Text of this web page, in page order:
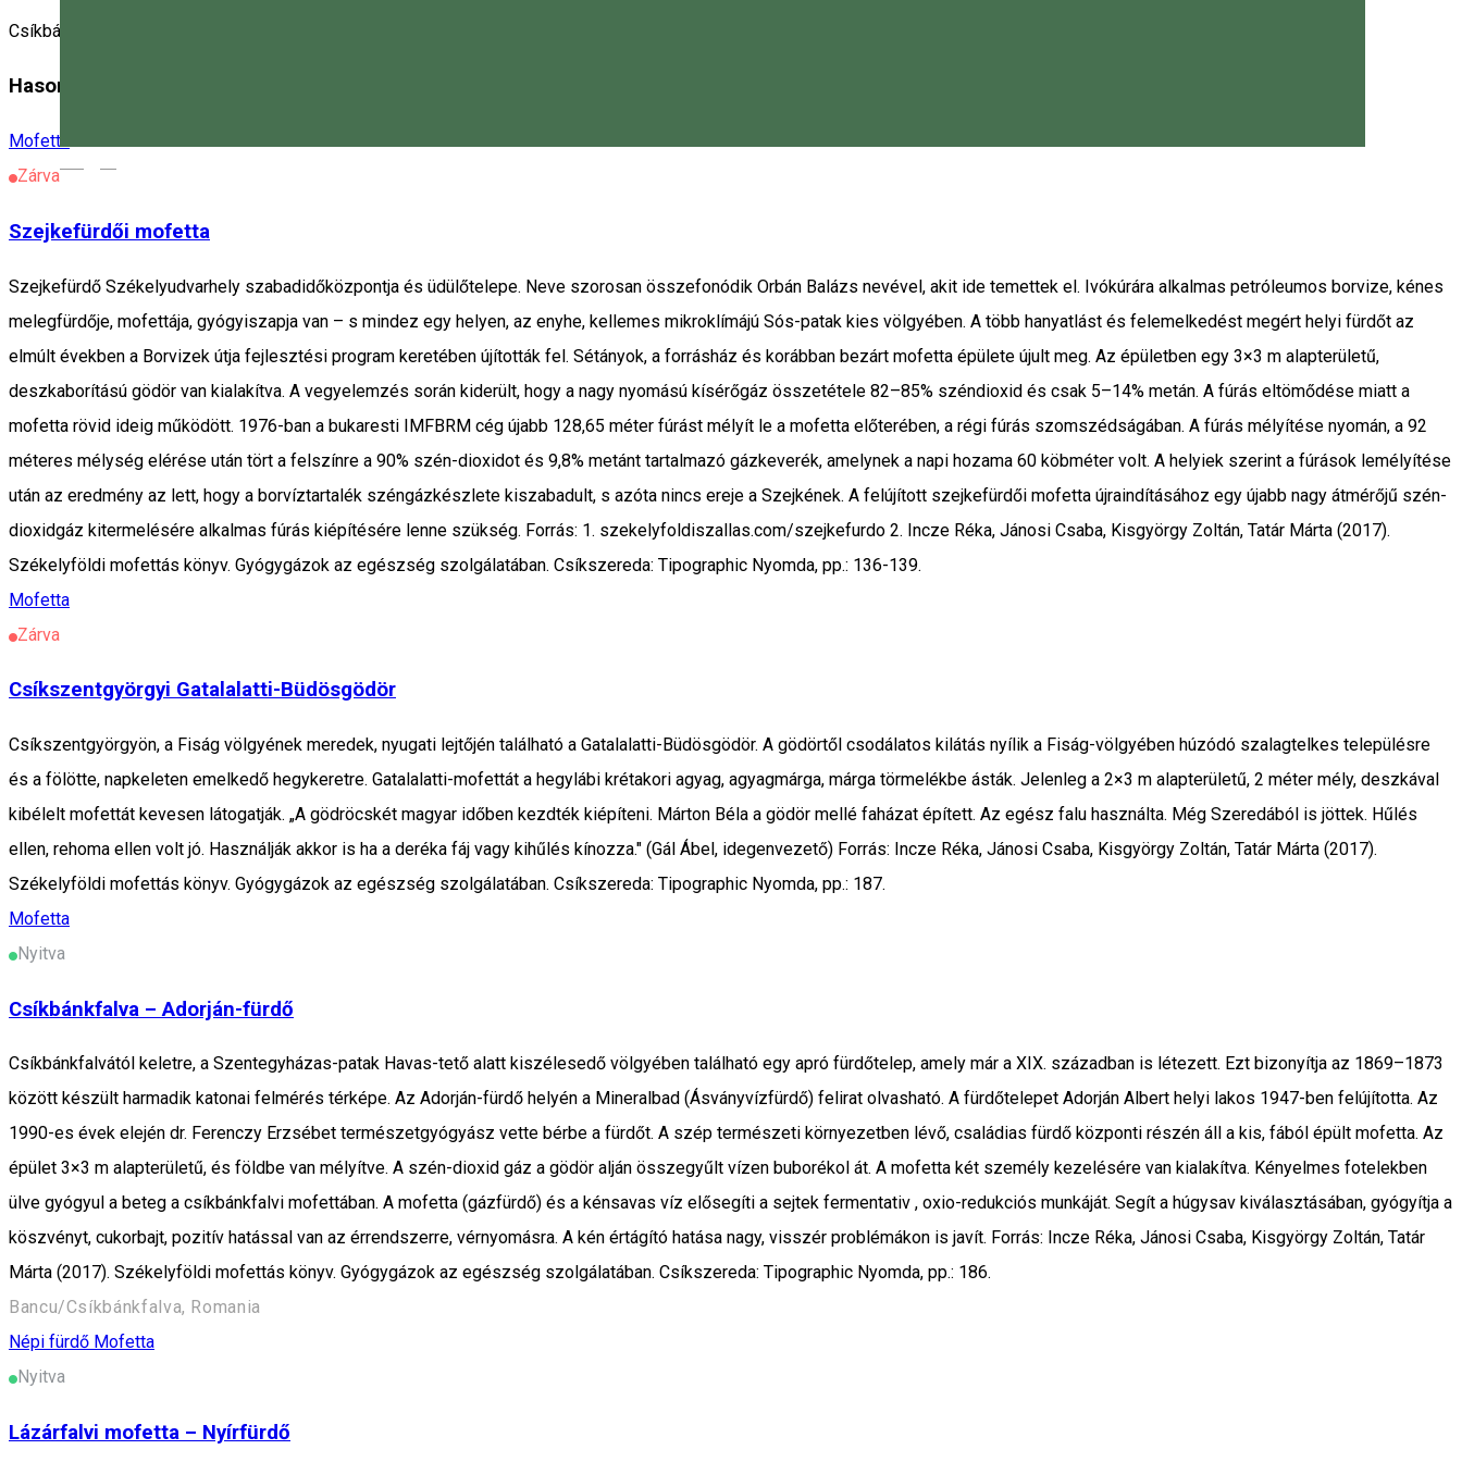
Csíkbánkfalva
Hasonló helyek
Mofetta
Zárva
Szejkefürdői mofetta
Szejkefürdő Székelyudvarhely szabadidőközpontja és üdülőtelepe. Neve szorosan összefonódik Orbán Balázs nevével, akit ide temettek el. Ivókúrára alkalmas petróleumos borvize, kénes
melegfürdője, mofettája, gyógyiszapja van – s mindez egy helyen, az enyhe, kellemes mikroklímájú Sós-patak kies völgyében. A több hanyatlást és felemelkedést megért helyi fürdőt az
elmúlt években a Borvizek útja fejlesztési program keretében újították fel. Sétányok, a forrásház és korábban bezárt mofetta épülete újult meg. Az épületben egy 3×3 m alapterületű,
deszkaborítású gödör van kialakítva. A vegyelemzés során kiderült, hogy a nagy nyomású kísérőgáz összetétele 82–85% széndioxid és csak 5–14% metán. A fúrás eltömődése miatt a
mofetta rövid ideig működött. 1976-ban a bukaresti IMFBRM cég újabb 128,65 méter fúrást mélyít le a mofetta előterében, a régi fúrás szomszédságában. A fúrás mélyítése nyomán, a 92
méteres mélység elérése után tört a felszínre a 90% szén-dioxidot és 9,8% metánt tartalmazó gázkeverék, amelynek a napi hozama 60 köbméter volt. A helyiek szerint a fúrások lemélyítése
után az eredmény az lett, hogy a borvíztartalék széngázkészlete kiszabadult, s azóta nincs ereje a Szejkének. A felújított szejkefürdői mofetta újraindításához egy újabb nagy átmérőjű szén-
dioxidgáz kitermelésére alkalmas fúrás kiépítésére lenne szükség. Forrás: 1. szekelyfoldiszallas.com/szejkefurdo 2. Incze Réka, Jánosi Csaba, Kisgyörgy Zoltán, Tatár Márta (2017).
Székelyföldi mofettás könyv. Gyógygázok az egészség szolgálatában. Csíkszereda: Tipographic Nyomda, pp.: 136-139.
Mofetta
Zárva
Csíkszentgyörgyi Gatalalatti-Büdösgödör
Csíkszentgyörgyön, a Fiság völgyének meredek, nyugati lejtőjén található a Gatalalatti-Büdösgödör. A gödörtől csodálatos kilátás nyílik a Fiság-völgyében húzódó szalagtelkes településre
és a fölötte, napkeleten emelkedő hegykeretre. Gatalalatti-mofettát a hegylábi krétakori agyag, agyagmárga, márga törmelékbe ásták. Jelenleg a 2×3 m alapterületű, 2 méter mély, deszkával
kibélelt mofettát kevesen látogatják. „A gödröcskét magyar időben kezdték kiépíteni. Márton Béla a gödör mellé faházat épített. Az egész falu használta. Még Szeredából is jöttek. Hűlés
ellen, rehoma ellen volt jó. Használják akkor is ha a deréka fáj vagy kihűlés kínozza." (Gál Ábel, idegenvezető) Forrás: Incze Réka, Jánosi Csaba, Kisgyörgy Zoltán, Tatár Márta (2017).
Székelyföldi mofettás könyv. Gyógygázok az egészség szolgálatában. Csíkszereda: Tipographic Nyomda, pp.: 187.
Mofetta
Nyitva
Csíkbánkfalva – Adorján-fürdő
Csíkbánkfalvától keletre, a Szentegyházas-patak Havas-tető alatt kiszélesedő völgyében található egy apró fürdőtelep, amely már a XIX. században is létezett. Ezt bizonyítja az 1869–1873
között készült harmadik katonai felmérés térképe. Az Adorján-fürdő helyén a Mineralbad (Ásványvízfürdő) felirat olvasható. A fürdőtelepet Adorján Albert helyi lakos 1947-ben felújította. Az
1990-es évek elején dr. Ferenczy Erzsébet természetgyógyász vette bérbe a fürdőt. A szép természeti környezetben lévő, családias fürdő központi részén áll a kis, fából épült mofetta. Az
épület 3×3 m alapterületű, és földbe van mélyítve. A szén-dioxid gáz a gödör alján összegyűlt vízen buborékol át. A mofetta két személy kezelésére van kialakítva. Kényelmes fotelekben
ülve gyógyul a beteg a csíkbánkfalvi mofettában. A mofetta (gázfürdő) és a kénsavas víz elősegíti a sejtek fermentativ , oxio-redukciós munkáját. Segít a húgysav kiválasztásában, gyógyítja a
köszvényt, cukorbajt, pozitív hatással van az érrendszerre, vérnyomásra. A kén értágító hatása nagy, visszér problémákon is javít. Forrás: Incze Réka, Jánosi Csaba, Kisgyörgy Zoltán, Tatár
Márta (2017). Székelyföldi mofettás könyv. Gyógygázok az egészség szolgálatában. Csíkszereda: Tipographic Nyomda, pp.: 186.
Bancu/Csíkbánkfalva, Romania
Népi fürdő Mofetta
Nyitva
Lázárfalvi mofetta – Nyírfürdő